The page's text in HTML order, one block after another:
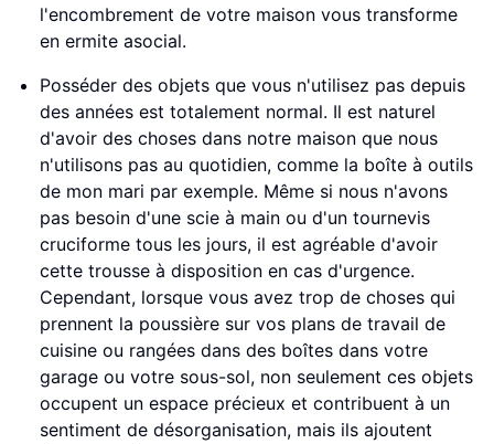
l'encombrement de votre maison vous transforme
en ermite asocial.
Posséder des objets que vous n'utilisez pas depuis
des années est totalement normal. Il est naturel
d'avoir des choses dans notre maison que nous
n'utilisons pas au quotidien, comme la boîte à outils
de mon mari par exemple. Même si nous n'avons
pas besoin d'une scie à main ou d'un tournevis
cruciforme tous les jours, il est agréable d'avoir
cette trousse à disposition en cas d'urgence.
Cependant, lorsque vous avez trop de choses qui
prennent la poussière sur vos plans de travail de
cuisine ou rangées dans des boîtes dans votre
garage ou votre sous-sol, non seulement ces objets
occupent un espace précieux et contribuent à un
sentiment de désorganisation, mais ils ajoutent